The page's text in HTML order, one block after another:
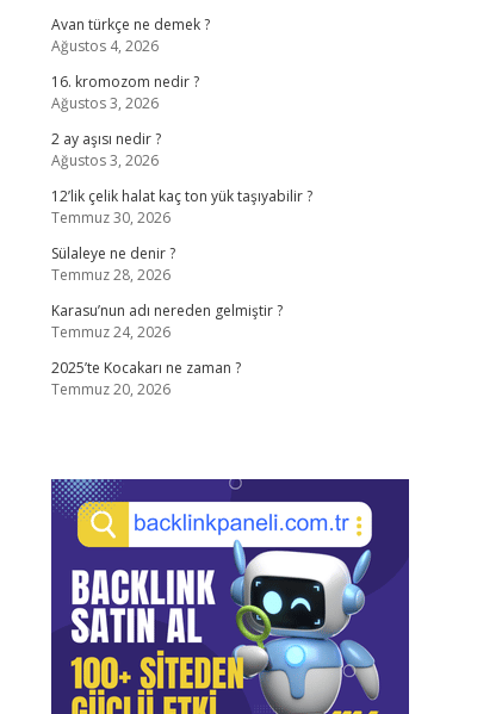
Avan türkçe ne demek ?
Ağustos 4, 2026
16. kromozom nedir ?
Ağustos 3, 2026
2 ay aşısı nedir ?
Ağustos 3, 2026
12’lik çelik halat kaç ton yük taşıyabilir ?
Temmuz 30, 2026
Sülaleye ne denir ?
Temmuz 28, 2026
Karasu’nun adı nereden gelmiştir ?
Temmuz 24, 2026
2025’te Kocakarı ne zaman ?
Temmuz 20, 2026